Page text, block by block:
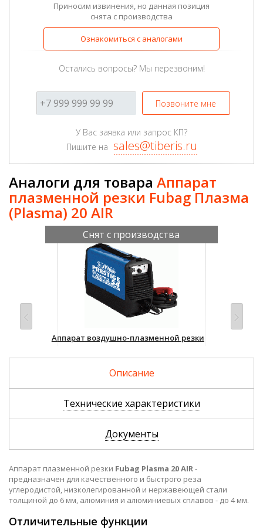
Приносим извинения, но данная позиция
снята с производства
Ознакомиться с аналогами
Остались вопросы? Мы перезвоним!
Позвоните мне
У Вас заявка или запрос КП?
Пишите на sales@tiberis.ru
Аналоги для товара Аппарат
плазменной резки Fubag Плазма
(Plasma) 20 AIR
Снят с производства
Аппарат воздушно-плазменной резки
Уточнить цену и наличие
Описание
Технические характеристики
Документы
Аппарат плазменной резки Fubag Plasma 20 AIR -
предназначен для качественного и быстрого реза
углеродистой, низколегированной и нержавеющей стали
толщиной до 6 мм, алюминия и алюминиевых сплавов - до 4 мм.
Отличительные функции